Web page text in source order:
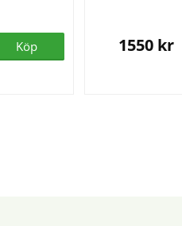
Köp 1550 kr